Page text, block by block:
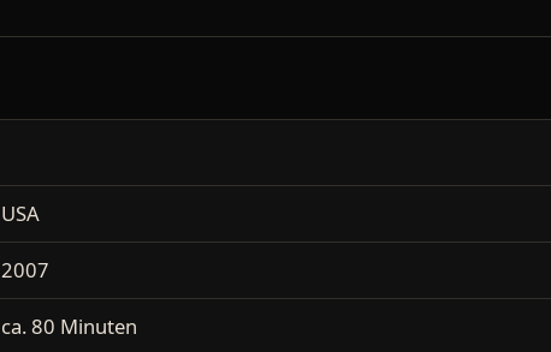
USA
2007
ca. 80 Minuten